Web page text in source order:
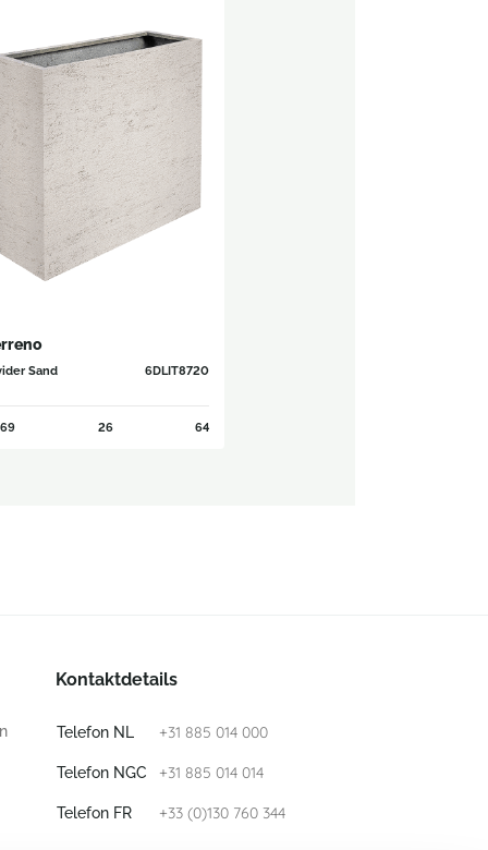
Sand 6DLIT8720
26 64
Kontaktdetails
Telefon NL +31 885 014 000
Telefon NGC +31 885 014 014
Telefon FR +33 (0)130 760 344